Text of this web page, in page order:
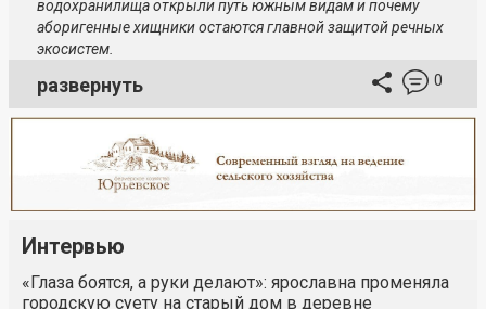
водохранилища открыли путь южным видам и почему
аборигенные хищники остаются главной защитой речных
экосистем.
развернуть 0
Интервью
«Глаза боятся, а руки делают»: ярославна променяла
городскую суету на старый дом в деревне